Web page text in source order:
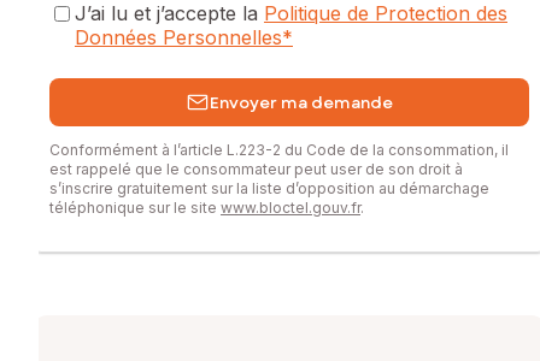
J’ai lu et j’accepte la Politique de Protection des
Données Personnelles*
Envoyer ma demande
Conformément à l’article L.223-2 du Code de la consommation, il
est rappelé que le consommateur peut user de son droit à
s’inscrire gratuitement sur la liste d’opposition au démarchage
téléphonique sur le site www.bloctel.gouv.fr.